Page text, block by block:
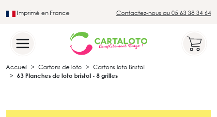
Imprimé en France Contactez-nous au 05 63 38 34 64
Accueil Cartons de loto
Cartons loto Bristol
63 Planches de loto bristol - 8 grilles